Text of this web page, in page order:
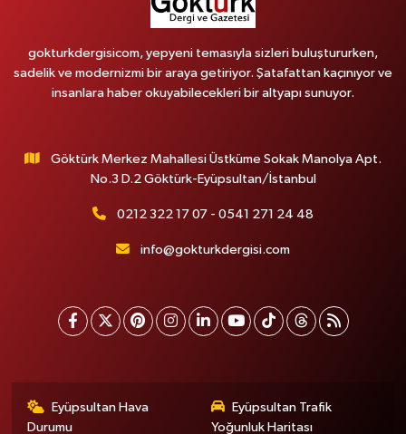
gokturkdergisicom, yepyeni temasıyla sizleri buluştururken,
sadelik ve modernizmi bir araya getiriyor. Şatafattan kaçınıyor ve
insanlara haber okuyabilecekleri bir altyapı sunuyor.
Göktürk Merkez Mahallesi Üstküme Sokak Manolya Apt.
No.3 D.2 Göktürk-Eyüpsultan/İstanbul
0212 322 17 07 - 0541 271 24 48
info@gokturkdergisi.com
Eyüpsultan Hava
Durumu
Eyüpsultan Trafik
Yoğunluk Haritası